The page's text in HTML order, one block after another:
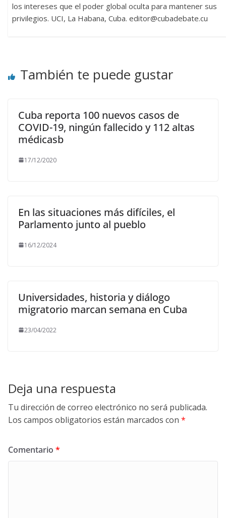
los intereses que el poder global oculta para mantener sus
privilegios. UCI, La Habana, Cuba. editor@cubadebate.cu
También te puede gustar
Cuba reporta 100 nuevos casos de
COVID-19, ningún fallecido y 112 altas
médicasb
17/12/2020
En las situaciones más difíciles, el
Parlamento junto al pueblo
16/12/2024
Universidades, historia y diálogo
migratorio marcan semana en Cuba
23/04/2022
Deja una respuesta
Tu dirección de correo electrónico no será publicada.
Los campos obligatorios están marcados con *
Comentario *